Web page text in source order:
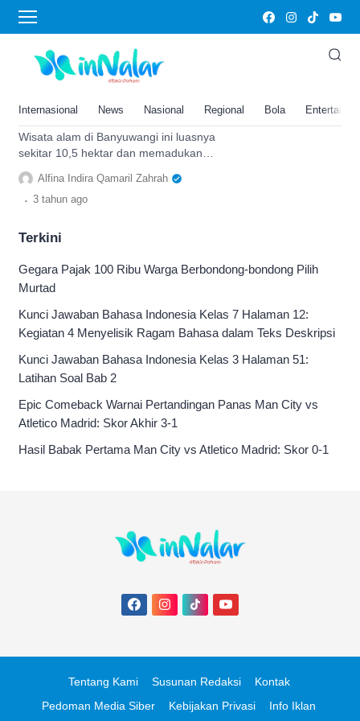
Internasional News Nasional Regional Bola
Agrowisata Tamansuruh
Wisata Alam di Banyuwangi,
Jawa Timur Seluas 10,5 Ha Ini
Teknologi, Pernah Kesini?
Wisata alam di Banyuwangi ini luasnya
sekitar 10,5 hektar dan memadukan
budaya osing serta teknologi, Ada yang
pernah kesini?
Alfina Indira Qamaril Zahrah
. 3 tahun ago
Terkini
Gegara Pajak 100 Ribu Warga Berbondong-bondong Pilih
Murtad
Kunci Jawaban Bahasa Indonesia Kelas 7 Halaman 12:
Kegiatan 4 Menyelisik Ragam Bahasa dalam Teks Deskripsi
Kunci Jawaban Bahasa Indonesia Kelas 3 Halaman 51:
Latihan Soal Bab 2
Epic Comeback Warnai Pertandingan Panas Man City vs
Atletico Madrid: Skor Akhir 3-1
Hasil Babak Pertama Man City vs Atletico Madrid: Skor 0-1
Tentang Kami Susunan Redaksi
Kontak
Pedoman Media Siber
Kebijakan Privasi Info Iklan